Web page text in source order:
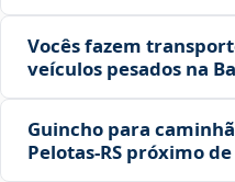
Vocês fazem
veículos pesados na
Guincho para
Pelotas‑RS próximo